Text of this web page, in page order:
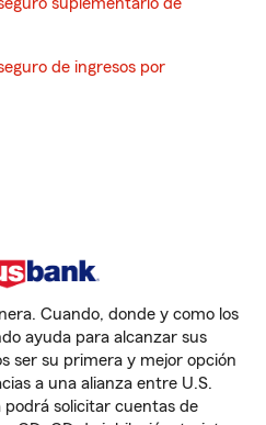
suplementario de
de ingresos por
Cuando, donde y como los
ayuda para alcanzar sus
ser su primera y mejor opción
a una alianza entre U.S.
podrá solicitar cuentas de